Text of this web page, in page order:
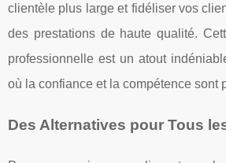
clientèle plus large et fidéliser vos
des prestations de haute qualité.
professionnelle est un atout
où la confiance et la compétence sont
Des Alternatives pour Tous